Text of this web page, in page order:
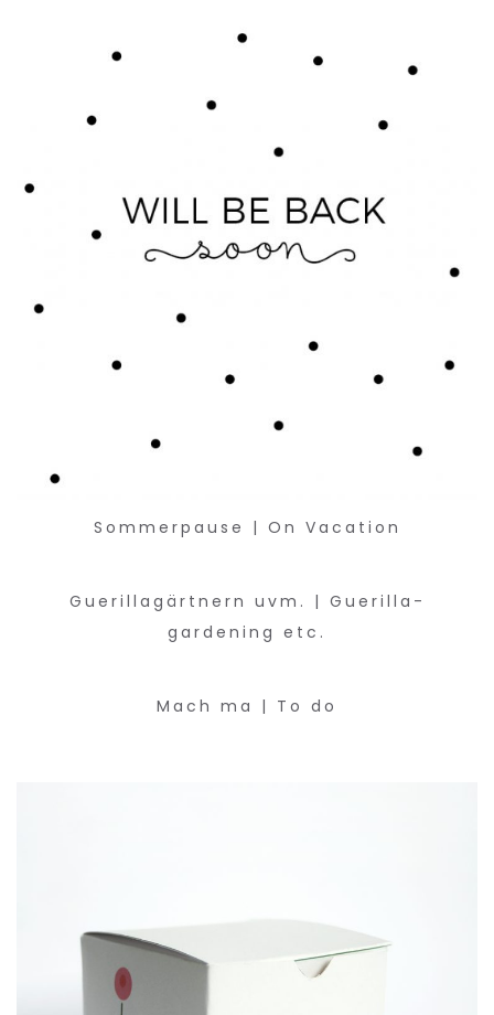
Sommerpause | On Vacation
Guerillagärtnern uvm. | Guerilla-
gardening etc.
Mach ma | To do